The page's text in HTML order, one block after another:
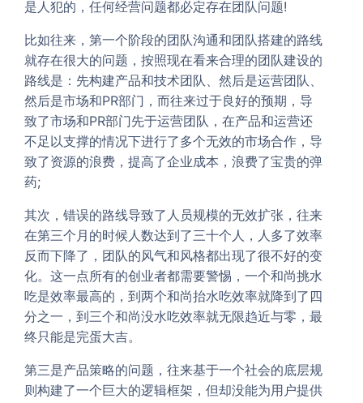
是人犯的，任何经营问题都必定存在团队问题!
比如往来，第一个阶段的团队沟通和团队搭建的路线
就存在很大的问题，按照现在看来合理的团队建设的
路线是：先构建产品和技术团队、然后是运营团队、
然后是市场和PR部门，而往来过于良好的预期，导
致了市场和PR部门先于运营团队，在产品和运营还
不足以支撑的情况下进行了多个无效的市场合作，导
致了资源的浪费，提高了企业成本，浪费了宝贵的弹
药;
其次，错误的路线导致了人员规模的无效扩张，往来
在第三个月的时候人数达到了三十个人，人多了效率
反而下降了，团队的风气和风格都出现了很不好的变
化。这一点所有的创业者都需要警惕，一个和尚挑水
吃是效率最高的，到两个和尚抬水吃效率就降到了四
分之一，到三个和尚没水吃效率就无限趋近与零，最
终只能是完蛋大吉。
第三是产品策略的问题，往来基于一个社会的底层规
则构建了一个巨大的逻辑框架，但却没能为用户提供